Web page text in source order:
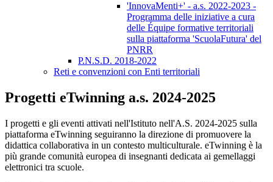
'InnovaMenti+' - a.s. 2022-2023 -
Programma delle iniziative a cura
delle Équipe formative territoriali
sulla piattaforma 'ScuolaFutura' del
PNRR
P.N.S.D. 2018-2022
Reti e convenzioni con Enti territoriali
Progetti eTwinning a.s. 2024-2025
I progetti e gli eventi attivati nell'Istituto nell'A.S. 2024-2025 sulla
piattaforma eTwinning seguiranno la direzione di promuovere la
didattica collaborativa in un contesto multiculturale. eTwinning è la
più grande comunità europea di insegnanti dedicata ai gemellaggi
elettronici tra scuole.